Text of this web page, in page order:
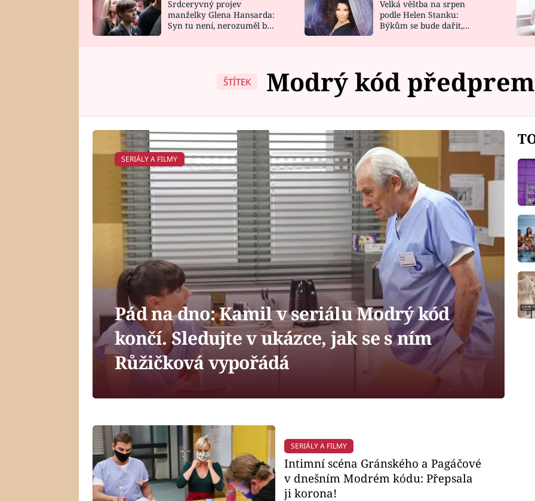
HOROSKOP NA
CELEBRITY
VAŘENÍ
NOVINKY
VIDEORECEPTY
DESIGN
Srdceryvný projev
manželky Glena Hansarda:
Syn tu není, nerozuměl by
Velká věštba na srpen
podle Helen Stanku:
Býkům se bude dařit,
ŠTÍTEK Modrý kód
SERIÁLY A FILMY
Pád na dno: Kamil v seriálu Modrý kód
končí. Sledujte v ukázce, jak se s ním
Růžičková vypořádá
SERIÁLY A FILMY
Intimní scéna Gránského a Pagáčové
v dnešním Modrém kódu: Přepsala
ji korona!